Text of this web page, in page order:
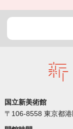
国立新美術館
〒106-8558 東京都